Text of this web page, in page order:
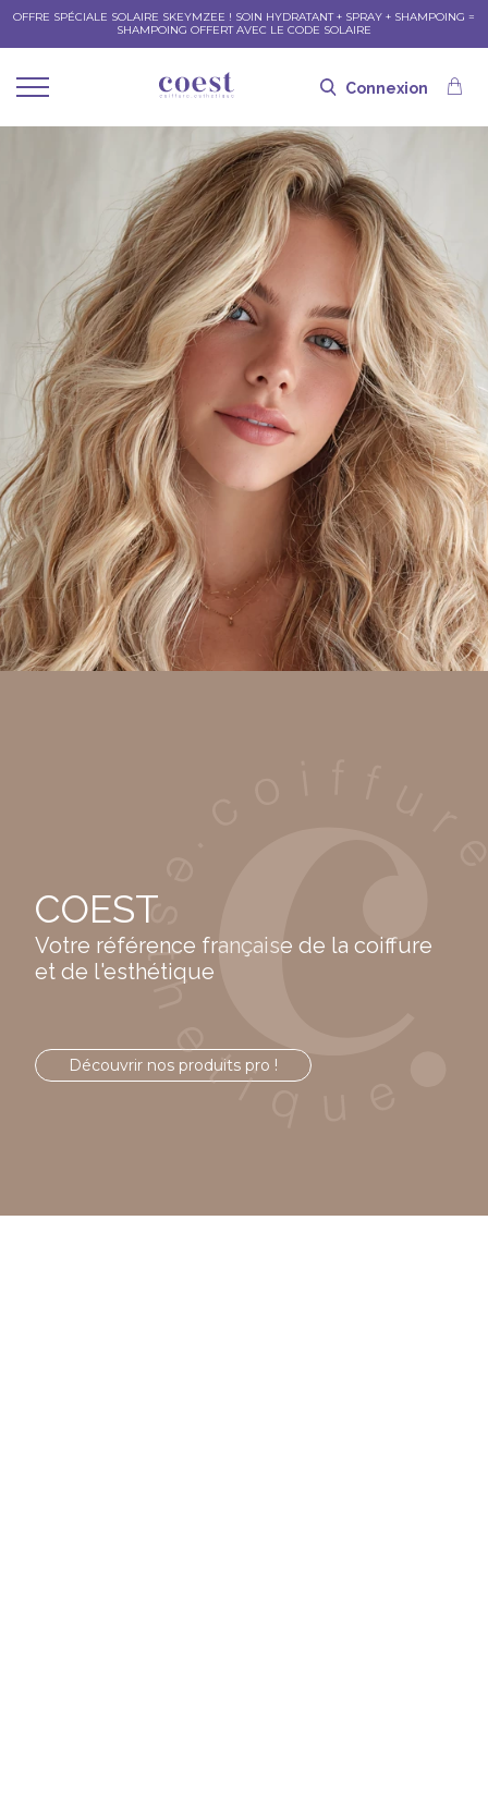
OFFRE SPÉCIALE SOLAIRE SKEYMZEE ! SOIN HYDRATANT + SPRAY + SHAMPOING =
SHAMPOING OFFERT AVEC LE CODE SOLAIRE
Connexion
COEST
Votre référence française de la coiffure
et de l'esthétique
Découvrir nos produits pro !